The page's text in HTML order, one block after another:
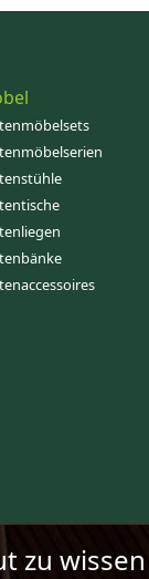
zu wissen